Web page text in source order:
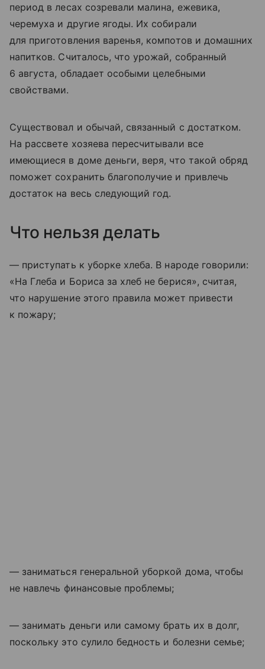
период в лесах созревали малина, ежевика,
черемуха и другие ягоды. Их собирали
для приготовления варенья, компотов и домашних
напитков. Считалось, что урожай, собранный
6 августа, обладает особыми целебными
свойствами.
Существовал и обычай, связанный с достатком.
На рассвете хозяева пересчитывали все
имеющиеся в доме деньги, веря, что такой обряд
поможет сохранить благополучие и привлечь
достаток на весь следующий год.
Что нельзя делать
— приступать к уборке хлеба. В народе говорили:
«На Глеба и Бориса за хлеб не берися», считая,
что нарушение этого правила может привести
к пожару;
— заниматься генеральной уборкой дома, чтобы
не навлечь финансовые проблемы;
— занимать деньги или самому брать их в долг,
поскольку это сулило бедность и болезни семье;